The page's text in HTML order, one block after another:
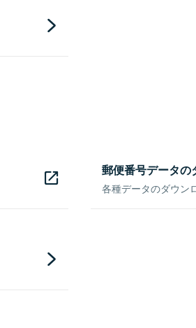
郵便番号データの
各種データのダウン